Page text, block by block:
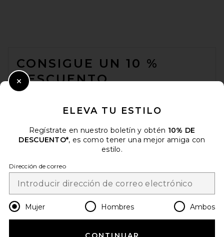
CONSIGUE UN 10 %
DESCUENTO
electrónico. Puede retirarse en cualquier momento.
Email Address
Change Country Regions
es USD
ELEVA TU ESTILO
Regístrate en nuestro boletín y obtén 10% DE
DESCUENTO*, es como tener una mejor amiga con
estilo.
Dirección de correo
Mujer Hombres Ambos
Close Modal